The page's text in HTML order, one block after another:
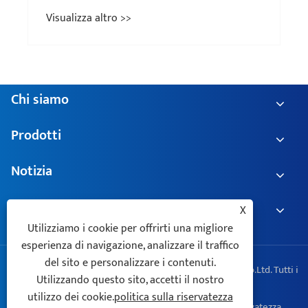
Chi siamo
Prodotti
Notizia
Contattaci
Copyright © 2025 Zhejiang Geyue Electric Technology Co.Ltd. Tutti i
diritti riservati.
X
Utilizziamo i cookie per offrirti una migliore
esperienza di navigazione, analizzare il traffico
del sito e personalizzare i contenuti.
Utilizzando questo sito, accetti il ​​nostro
utilizzo dei cookie.politica sulla riservatezza